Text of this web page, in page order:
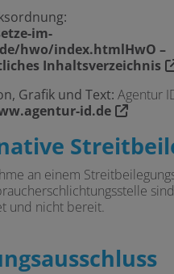
im-
hwo/index.htmlHwO –
Inhaltsverzeichnis
Grafik und Text: Agentur
id.de
an einem
und nicht bereit.